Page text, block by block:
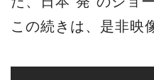
この続きは、是非映